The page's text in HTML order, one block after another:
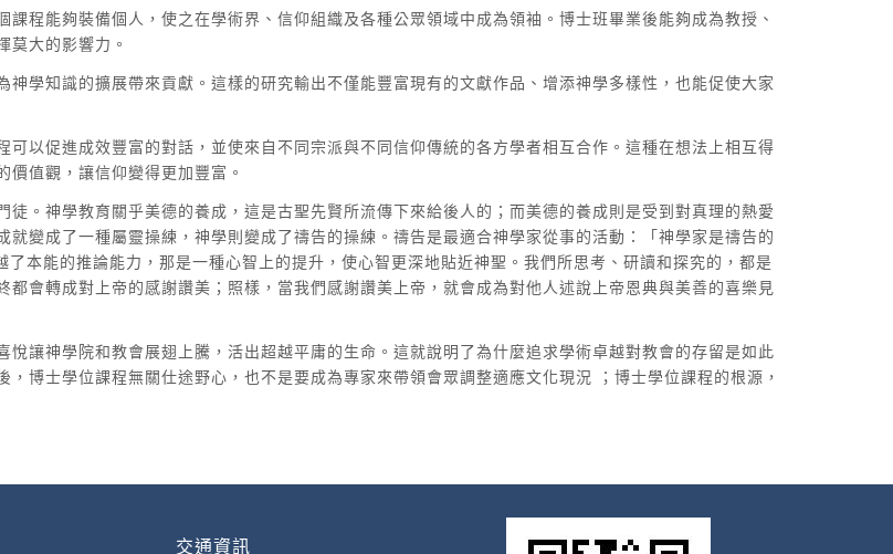
程能夠裝備個人，使之在學術界、信仰組織及各種公眾領域中成為領袖。博士班畢業後能夠成為教授、
莫大的影響力。
學知識的擴展帶來貢獻。這樣的研究輸出不僅能豐富現有的文獻作品、增添神學多樣性，也能促使大家
以促進成效豐富的對話，並使來自不同宗派與不同信仰傳統的各方學者相互合作。這種在想法上相互得
值觀，讓信仰變得更加豐富。
。神學教育關乎美德的養成，這是古聖先賢所流傳下來給後人的；而美德的養成則是受到對真理的熱愛
變成了一種屬靈操練，神學則變成了禱告的操練。禱告是最適合神學家從事的活動：「神學家是禱告的
能的推論能力，那是一種心智上的提升，使心智更深地貼近神聖。我們所思考、研讀和探究的，都是
都會轉成對上帝的感謝讚美；照樣，當我們感謝讚美上帝，就會成為對他人述說上帝恩典與美善的喜樂見
悅讓神學院和教會展翅上騰，活出超越平庸的生命。這就說明了為什麼追求學術卓越對教會的存留是如此
博士學位課程無關仕途野心，也不是要成為專家來帶領會眾調整適應文化現況 ；博士學位課程的根源，
交通資訊